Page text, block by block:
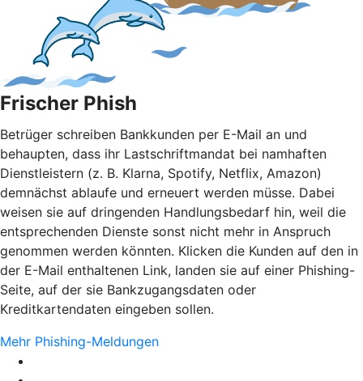
Frischer Phish
Betrüger schreiben Bankkunden per E-Mail an und
behaupten, dass ihr Lastschriftmandat bei namhaften
Dienstleistern (z. B. Klarna, Spotify, Netflix, Amazon)
demnächst ablaufe und erneuert werden müsse. Dabei
weisen sie auf dringenden Handlungsbedarf hin, weil die
entsprechenden Dienste sonst nicht mehr in Anspruch
genommen werden könnten. Klicken die Kunden auf den in
der E-Mail enthaltenen Link, landen sie auf einer Phishing-
Seite, auf der sie Bankzugangsdaten oder
Kreditkartendaten eingeben sollen.
Mehr Phishing-Meldungen